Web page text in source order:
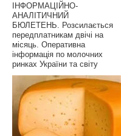
ІНФОРМАЦІЙНО-
АНАЛІТИЧНИЙ
БЮЛЕТЕНЬ. Розсилається
передплатникам двічі на
місяць. Оперативна
інформація по молочних
ринках України та світу